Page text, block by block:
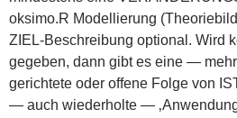
oksimo.R Modellierung
ZIEL-Beschreibung optional. Wird
gegeben, dann gibt es eine —
gerichtete oder offene Folge von
— auch wiederholte —